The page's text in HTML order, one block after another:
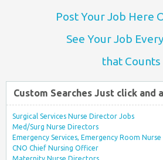
Post Your Job Here
See Your Job
that Counts
Custom Searches Just click and
Surgical Services Nurse Director Jobs
Med/Surg Nurse Directors
Emergency Services, Emergency Room
CNO Chief Nursing Officer